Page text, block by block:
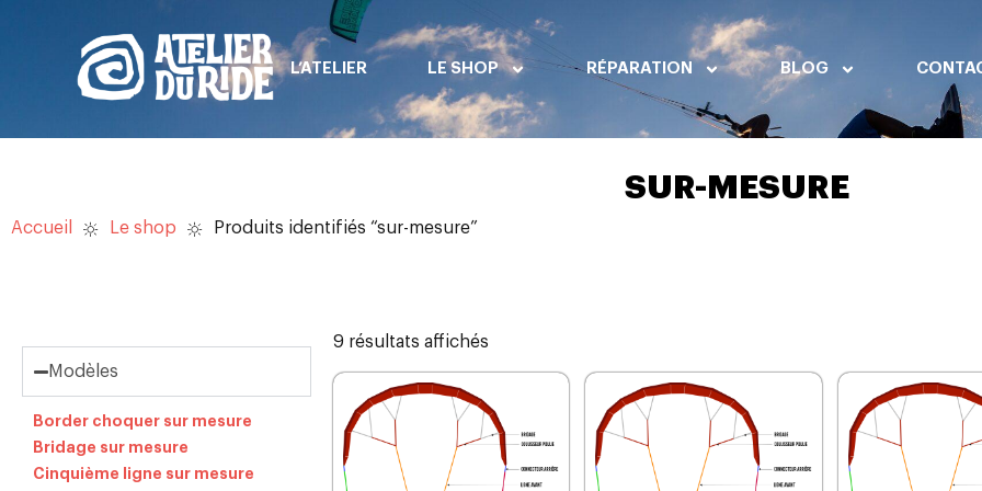
L’ATELIER LE SHOP RÉPARATION BLOG
SUR-MESURE
Accueil Le shop Produits identifiés “sur-mesure”
Modèles
Border choquer sur mesure
Bridage sur mesure
Cinquième ligne sur mesure
9 résultats affichés